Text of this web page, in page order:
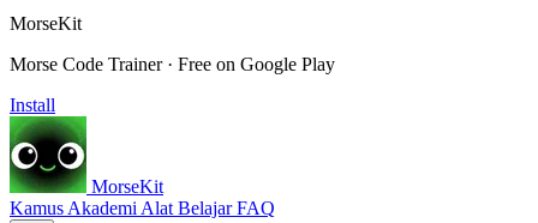
MorseKit
Morse Code Trainer · Free on Google Play
Install
MorseKit
Kamus Akademi Alat BelajarFAQ